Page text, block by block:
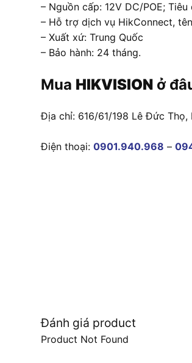
– Nguồn cấp: 12V DC/POE; Tiêu
– Hỗ trợ dịch vụ HikConnect,
– Xuất xứ: Trung Quốc
– Bảo hành: 24 tháng.
Mua HIKVISION ở
Địa chỉ: 616/61/198 Lê Đức
Điện thoại: 0901.940.968 –
Đánh giá product
Product Not Found